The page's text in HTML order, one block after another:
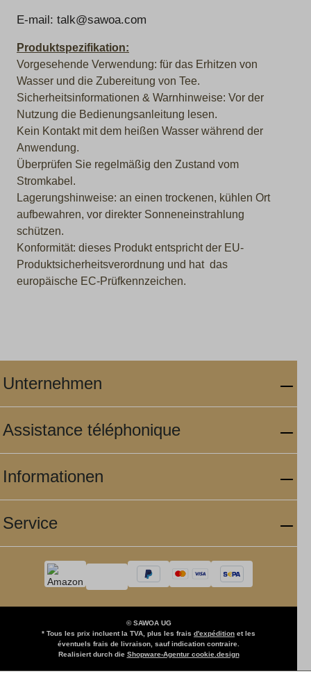
E-mail: talk@sawoa.com
Produktspezifikation:
Vorgesehende Verwendung: für das Erhitzen von
Wasser und die Zubereitung von Tee.
Sicherheitsinformationen & Warnhinweise: Vor der
Nutzung die Bedienungsanleitung lesen.
Kein Kontakt mit dem heißen Wasser während der
Anwendung.
Überprüfen Sie regelmäßig den Zustand vom
Stromkabel.
Lagerungshinweise: an einen trockenen, kühlen Ort
aufbewahren, vor direkter Sonneneinstrahlung
schützen.
Konformität: dieses Produkt entspricht der EU-
Produktsicherheitsverordnung und hat das
europäische EC-Prüfkennzeichen.
Unternehmen
Assistance téléphonique
Informationen
Service
© SAWOA UG
* Tous les prix incluent la TVA, plus les frais d'expédition et les
éventuels frais de livraison, sauf indication contraire.
Realisiert durch die Shopware-Agentur cookie.design